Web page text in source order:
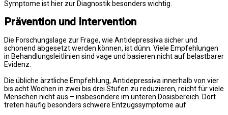
Symptome ist hier zur Diagnostik besonders wichtig.
Prävention und Intervention
Die Forschungslage zur Frage, wie Antidepressiva sicher und
schonend abgesetzt werden können, ist dünn. Viele Empfehlungen
in Behandlungsleitlinien sind vage und basieren nicht auf belastbarer
Evidenz.
Die übliche ärztliche Empfehlung, Antidepressiva innerhalb von vier
bis acht Wochen in zwei bis drei Stufen zu reduzieren, reicht für viele
Menschen nicht aus – insbesondere im unteren Dosisbereich. Dort
treten häufig besonders schwere Entzugssymptome auf.